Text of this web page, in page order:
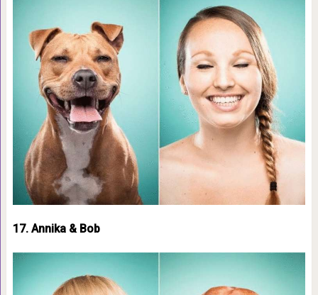
17. Annika & Bob